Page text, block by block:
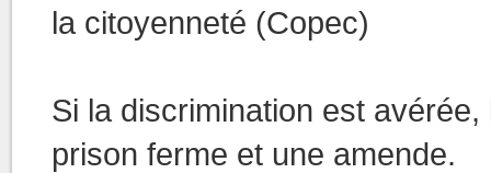
la citoyenneté (Copec)
Si la discrimination est
prison ferme et une amende.